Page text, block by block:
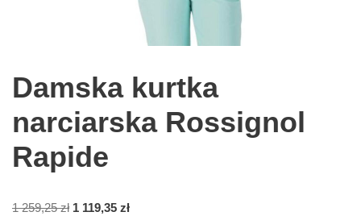
Damska kurtka
narciarska Rossignol
Rapide
1 259,25zł 1 119,35 zł